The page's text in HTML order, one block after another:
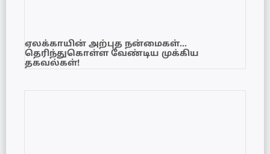
ஏலக்காயின் அற்புத நன்மைகள்…
தெரிந்துகொள்ள வேண்டிய முக்கிய
தகவல்கள்!